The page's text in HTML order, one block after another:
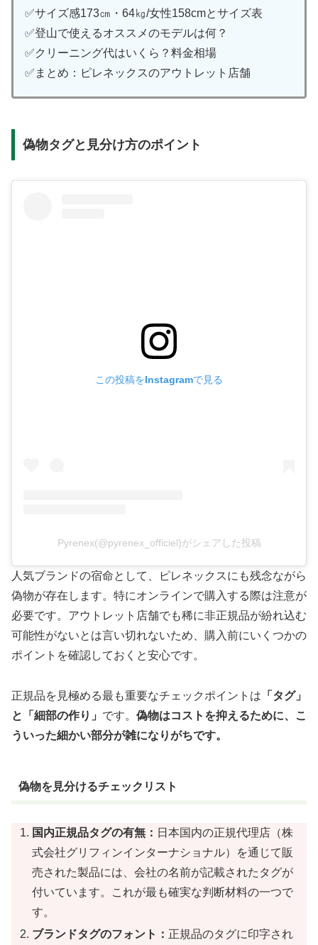
✅サイズ感173㎝・64㎏/女性158cmとサイズ表
✅登山で使えるオススメのモデルは何？
✅クリーニング代はいくら？料金相場
✅まとめ：ピレネックスのアウトレット店舗
偽物タグと見分け方のポイント
この投稿をInstagramで見る
Pyrenex(@pyrenex_officiel)がシェアした投稿
人気ブランドの宿命として、ピレネックスにも残念ながら
偽物が存在します。特にオンラインで購入する際は注意が
必要です。アウトレット店舗でも稀に非正規品が紛れ込む
可能性がないとは言い切れないため、購入前にいくつかの
ポイントを確認しておくと安心です。
正規品を見極める最も重要なチェックポイントは 「タグ」
と「細部の作り」 です。 偽物はコストを抑えるために、こ
ういった細かい部分が雑になりがちです。
偽物を見分けるチェックリスト
国内正規品タグの有無： 日本国内の正規代理店（株
式会社グリフィンインターナショナル）を通じて販
売された製品には、会社の名前が記載されたタグが
付いています。これが最も確実な判断材料の一つで
す。
ブランドタグのフォント： 正規品のタグに印字され